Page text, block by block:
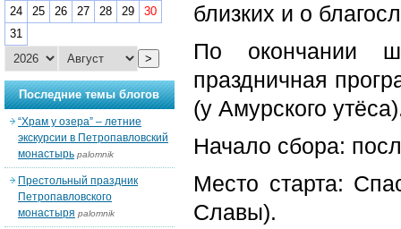
близких и о
По окончании
праздничная
(у Амурского
Начало сбора:
Место старта:
Славы).
24
25 26 27 28 29
30
31
>
Последние темы блогов
“Храм у озера” – летние
экскурсии в Петропавловский
монастырь palomnik
Престольный праздник
Петропавловского
монастыря palomnik